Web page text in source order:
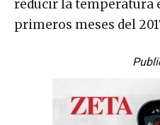
reducir la temperatura
primeros meses del